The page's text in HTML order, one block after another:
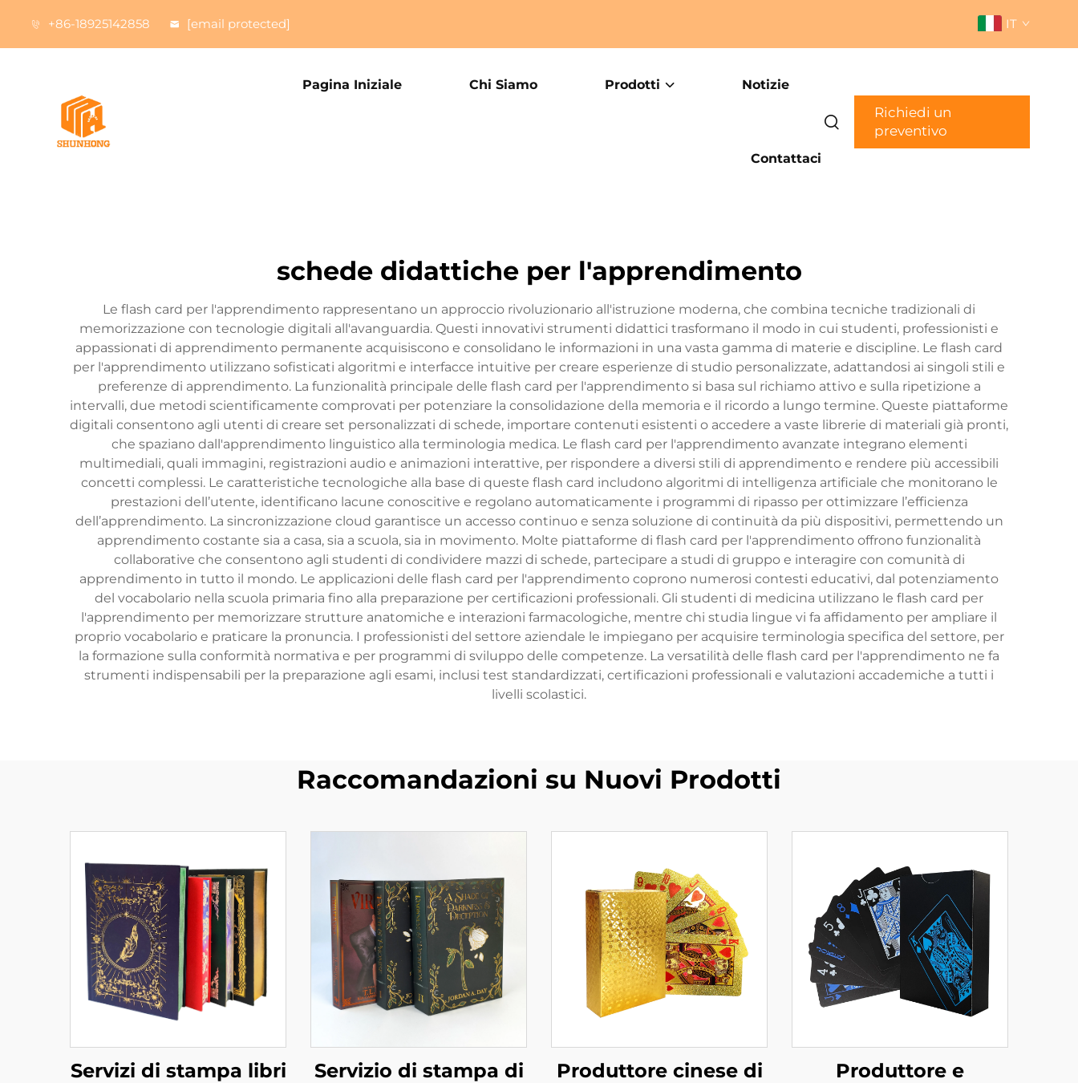
+86-18925142858 [email protected] IT
Pagina Iniziale Chi Siamo Prodotti Notizie
Contattaci
Richiedi un
preventivo
schede didattiche per l'apprendimento
Le flash card per l'apprendimento rappresentano un approccio rivoluzionario all'istruzione moderna, che combina tecniche tradizionali di
memorizzazione con tecnologie digitali all'avanguardia. Questi innovativi strumenti didattici trasformano il modo in cui studenti, professionisti e
appassionati di apprendimento permanente acquisiscono e consolidano le informazioni in una vasta gamma di materie e discipline. Le flash card
per l'apprendimento utilizzano sofisticati algoritmi e interfacce intuitive per creare esperienze di studio personalizzate, adattandosi ai singoli stili e
preferenze di apprendimento. La funzionalità principale delle flash card per l'apprendimento si basa sul richiamo attivo e sulla ripetizione a
intervalli, due metodi scientificamente comprovati per potenziare la consolidazione della memoria e il ricordo a lungo termine. Queste piattaforme
digitali consentono agli utenti di creare set personalizzati di schede, importare contenuti esistenti o accedere a vaste librerie di materiali già pronti,
che spaziano dall'apprendimento linguistico alla terminologia medica. Le flash card per l'apprendimento avanzate integrano elementi
multimediali, quali immagini, registrazioni audio e animazioni interattive, per rispondere a diversi stili di apprendimento e rendere più accessibili
concetti complessi. Le caratteristiche tecnologiche alla base di queste flash card includono algoritmi di intelligenza artificiale che monitorano le
prestazioni dell’utente, identificano lacune conoscitive e regolano automaticamente i programmi di ripasso per ottimizzare l’efficienza
dell’apprendimento. La sincronizzazione cloud garantisce un accesso continuo e senza soluzione di continuità da più dispositivi, permettendo un
apprendimento costante sia a casa, sia a scuola, sia in movimento. Molte piattaforme di flash card per l'apprendimento offrono funzionalità
collaborative che consentono agli studenti di condividere mazzi di schede, partecipare a studi di gruppo e interagire con comunità di
apprendimento in tutto il mondo. Le applicazioni delle flash card per l'apprendimento coprono numerosi contesti educativi, dal potenziamento
del vocabolario nella scuola primaria fino alla preparazione per certificazioni professionali. Gli studenti di medicina utilizzano le flash card per
l'apprendimento per memorizzare strutture anatomiche e interazioni farmacologiche, mentre chi studia lingue vi fa affidamento per ampliare il
proprio vocabolario e praticare la pronuncia. I professionisti del settore aziendale le impiegano per acquisire terminologia specifica del settore, per
la formazione sulla conformità normativa e per programmi di sviluppo delle competenze. La versatilità delle flash card per l'apprendimento ne fa
strumenti indispensabili per la preparazione agli esami, inclusi test standardizzati, certificazioni professionali e valutazioni accademiche a tutti i
livelli scolastici.
Raccomandazioni su Nuovi Prodotti
Servizi di stampa libri
Servizio di stampa di
Produttore cinese di
Produttore e